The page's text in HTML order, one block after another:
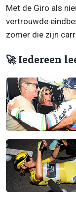
Met de Giro als
vertrouwde
zomer die zijn
🚀 Iedereen